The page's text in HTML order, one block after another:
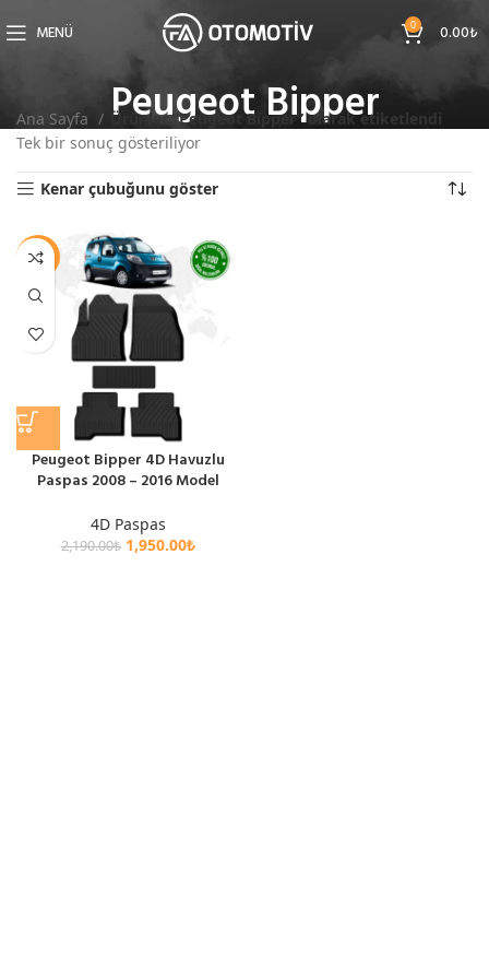
MENÜ 0 0.00₺
Peugeot Bipper
Ana Sayfa
Ürünler “Peugeot Bipper” olarak etiketlendi
Tek bir sonuç gösteriliyor
Kenar çubuğunu göster
-11%
Peugeot Bipper 4D Havuzlu
Paspas 2008 – 2016 Model
4D Paspas
2,190.00₺ 1,950.00₺